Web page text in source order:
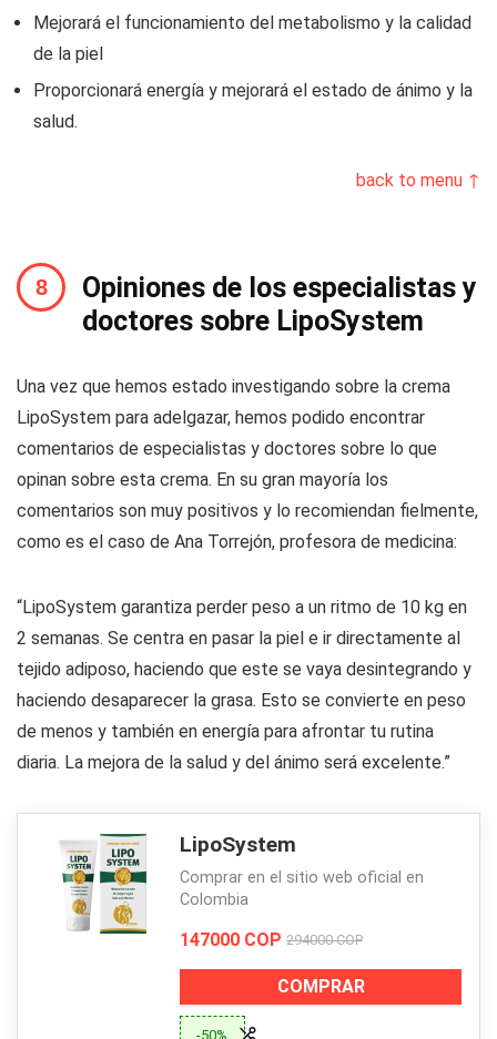
Mejorará el funcionamiento del metabolismo y la calidad
de la piel
Proporcionará energía y mejorará el estado de ánimo y la
salud.
back to menu ↑
Opiniones de los especialistas y
doctores sobre LipoSystem
Una vez que hemos estado investigando sobre la crema
LipoSystem para adelgazar, hemos podido encontrar
comentarios de especialistas y doctores sobre lo que
opinan sobre esta crema. En su gran mayoría los
comentarios son muy positivos y lo recomiendan fielmente,
como es el caso de Ana Torrejón, profesora de medicina:
“LipoSystem garantiza perder peso a un ritmo de 10 kg en
2 semanas. Se centra en pasar la piel e ir directamente al
tejido adiposo, haciendo que este se vaya desintegrando y
haciendo desaparecer la grasa. Esto se convierte en peso
de menos y también en energía para afrontar tu rutina
diaria. La mejora de la salud y del ánimo será excelente.”
LipoSystem
Comprar en el sitio web oficial en
Colombia
147000 COP 294000 COP
COMPRAR
-50%